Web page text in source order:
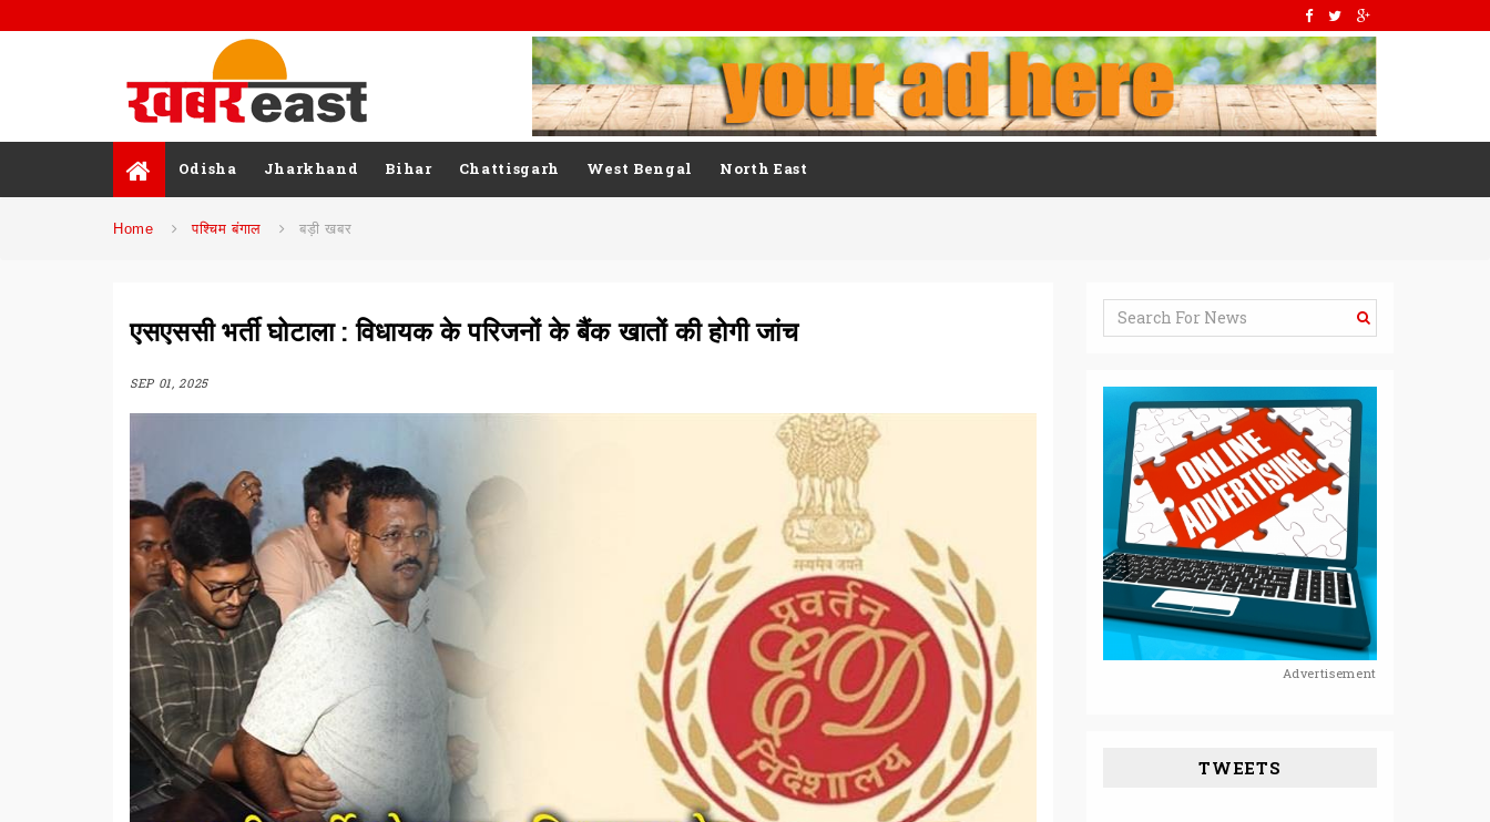
Odisha Jharkhand Bihar Chattisgarh West Bengal North East
Home पश्चिम बंगाल बड़ी खबर
एसएससी भर्ती घोटाला : विधायक के परिजनों के बैंक खातों की होगी जांच
SEP 01, 2025
Advertisement
TWEETS